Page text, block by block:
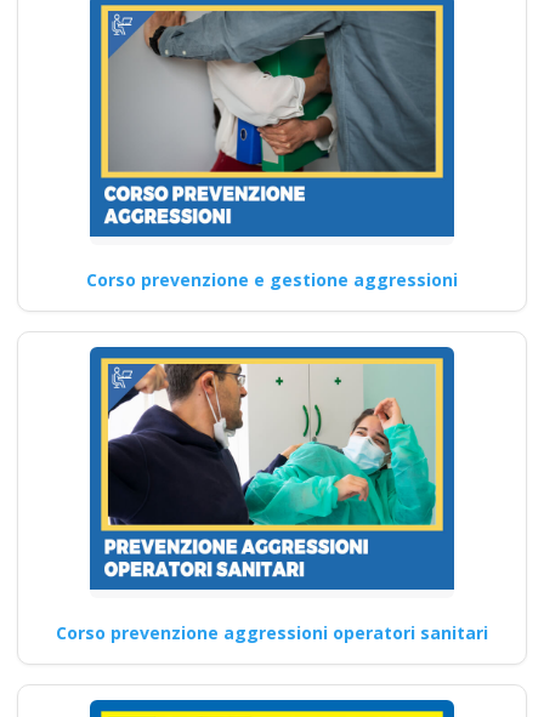
Corso prevenzione e gestione aggressioni
Corso prevenzione aggressioni operatori sanitari